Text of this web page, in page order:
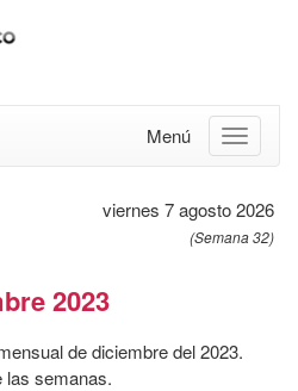
Menú
viernes 7 agosto 2026
(Semana 32)
2023
de diciembre del 2023.
las semanas.